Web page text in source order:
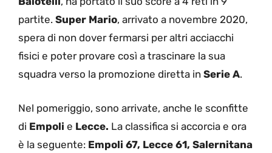
partite. Super Mario, arrivato a novembre 2020,
spera di non dover fermarsi per altri acciacchi
fisici e poter provare così a trascinare la sua
squadra verso la promozione diretta in Serie A.
Nel pomeriggio, sono arrivate, anche le sconfitte
di Empoli e Lecce. La classifica si accorcia e ora
è la seguente: Empoli 67, Lecce 61, Salernitana